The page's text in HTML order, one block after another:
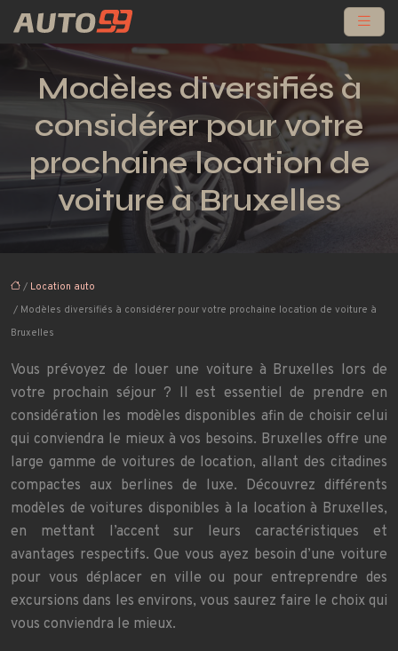
Modèles diversifiés à
considérer pour votre
prochaine location de
voiture à Bruxelles
/ Location auto
/ Modèles diversifiés à considérer pour votre prochaine location de voiture à
Bruxelles
Vous prévoyez de louer une voiture à Bruxelles lors de
votre prochain séjour ? Il est essentiel de prendre en
considération les modèles disponibles afin de choisir celui
qui conviendra le mieux à vos besoins. Bruxelles offre une
large gamme de voitures de location, allant des citadines
compactes aux berlines de luxe. Découvrez différents
modèles de voitures disponibles à la location à Bruxelles,
en mettant l’accent sur leurs caractéristiques et
avantages respectifs. Que vous ayez besoin d’une voiture
pour vous déplacer en ville ou pour entreprendre des
excursions dans les environs, vous saurez faire le choix qui
vous conviendra le mieux.